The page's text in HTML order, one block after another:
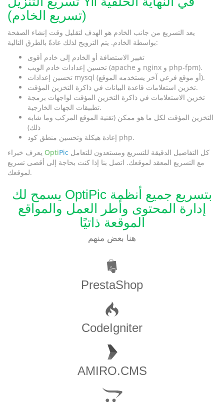
(تسريع الخادم)
يعد التسريع من جانب الخادم هو الهدف لتقليل وقت إنشاء الصفحة
بواسطة الخادم. يتم الترويج لذلك عادةً بالطرق التالية:
تغيير الاستضافة أو الخادم إلى خادم أقوى
تحسين إعدادات خادم الويب (apache و nginx و php-fpm).
تحسين إعدادات mysql (أو موقع فرعي آخر يستخدمه الموقع).
تخزين استعلامات قاعدة البيانات في ذاكرة التخزين المؤقت.
تخزين الاستعلامات في ذاكرة التخزين المؤقت لواجهات برمجة
تطبيقات الجهات الخارجية.
التخزين المؤقت لكل ما هو ممكن (تقنية الموقع المركب وما شابه
ذلك)
إعادة هيكلة وتحسين منطق كود php.
OptiPic كل التفاصيل الدقيقة للتسريع ومستعدون للتعامل
مع التسريع المعقد لموقعك. اتصل بنا إذا كنت بحاجة إلى أقصى تسريع
لموقعك.
يسمح لك OptiPic بتسريع جميع أنظمة
إدارة المحتوى وأطر العمل والمواقع
الموقعة ذاتيًا
هنا بعض منهم
PrestaShop
CodeIgniter
AMIRO.CMS